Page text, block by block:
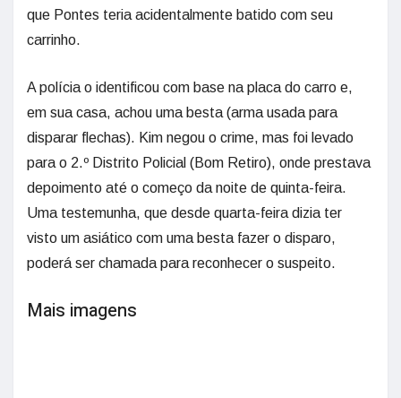
que Pontes teria acidentalmente batido com seu
carrinho.
A polícia o identificou com base na placa do carro e,
em sua casa, achou uma besta (arma usada para
disparar flechas). Kim negou o crime, mas foi levado
para o 2.º Distrito Policial (Bom Retiro), onde prestava
depoimento até o começo da noite de quinta-feira.
Uma testemunha, que desde quarta-feira dizia ter
visto um asiático com uma besta fazer o disparo,
poderá ser chamada para reconhecer o suspeito.
Mais imagens